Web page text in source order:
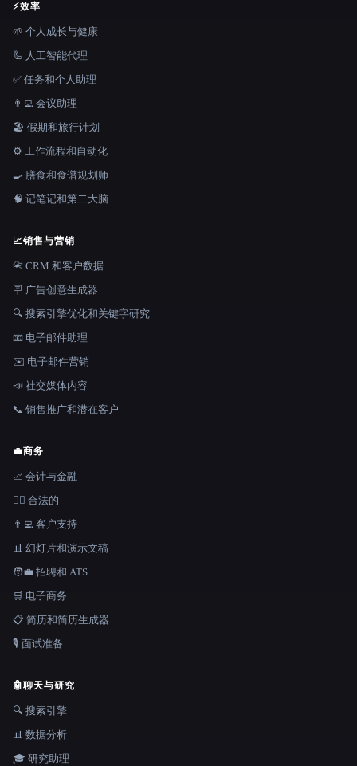
⚡效率
🌱 个人成长与健康
🦾 人工智能代理
✅ 任务和个人助理
👨‍💻 会议助理
🏖 假期和旅行计划
⚙️ 工作流程和自动化
🍳 膳食和食谱规划师
🧠 记笔记和第二大脑
📈销售与营销
📇 CRM 和客户数据
🪧 广告创意生成器
🔍 搜索引擎优化和关键字研究
📧 电子邮件助理
✉️ 电子邮件营销
📣 社交媒体内容
📞 销售推广和潜在客户
💼商务
📈 会计与金融
👩‍⚖️ 合法的
👨‍💻 客户支持
📊 幻灯片和演示文稿
🧑‍💼 招聘和 ATS
🛒 电子商务
📋 简历和简历生成器
🎙️ 面试准备
🤖聊天与研究
🔍 搜索引擎
📊 数据分析
🎓 研究助理